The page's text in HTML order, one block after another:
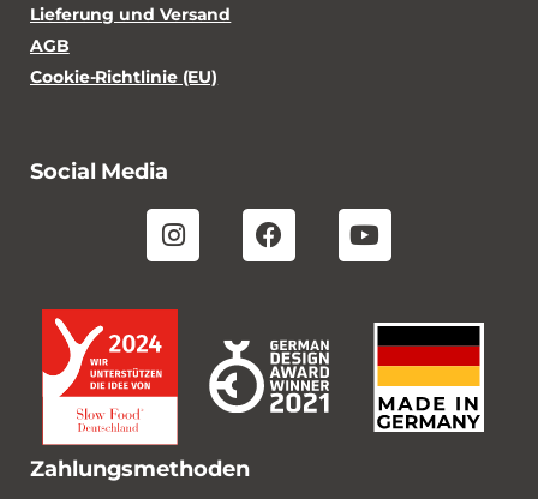
Lieferung und Versand
AGB
Cookie-Richtlinie (EU)
Social Media
Zahlungsmethoden